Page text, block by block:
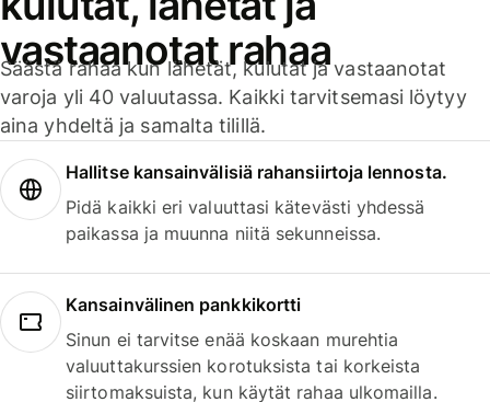
vastaanotat rahaa
Säästä rahaa kun lähetät, kulutat ja vastaanotat
varoja yli 40 valuutassa. Kaikki tarvitsemasi löytyy
aina yhdeltä ja samalta tilillä.
Hallitse kansainvälisiä rahansiirtoja lennosta.
Pidä kaikki eri valuuttasi kätevästi yhdessä
paikassa ja muunna niitä sekunneissa.
Kansainvälinen pankkikortti
Sinun ei tarvitse enää koskaan murehtia
valuuttakurssien korotuksista tai korkeista
siirtomaksuista, kun käytät rahaa ulkomailla.